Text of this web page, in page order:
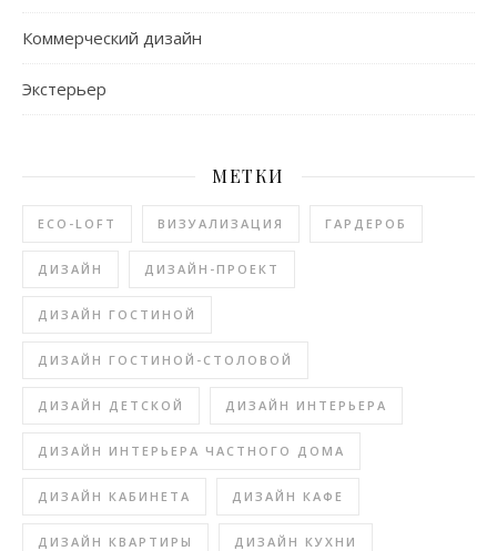
Коммерческий дизайн
Экстерьер
МЕТКИ
ECO-LOFT ВИЗУАЛИЗАЦИЯ ГАРДЕРОБ
ДИЗАЙН ДИЗАЙН-ПРОЕКТ
ДИЗАЙН ГОСТИНОЙ
ДИЗАЙН ГОСТИНОЙ-СТОЛОВОЙ
ДИЗАЙН ДЕТСКОЙ ДИЗАЙН ИНТЕРЬЕРА
ДИЗАЙН ИНТЕРЬЕРА ЧАСТНОГО ДОМА
ДИЗАЙН КАБИНЕТА ДИЗАЙН КАФЕ
ДИЗАЙН КВАРТИРЫ ДИЗАЙН КУХНИ